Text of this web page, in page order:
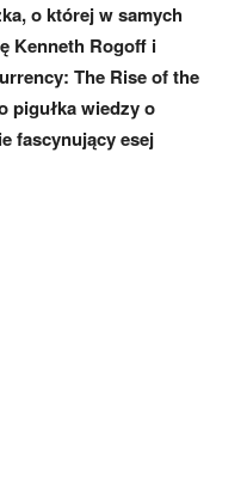
o której w samych
Kenneth Rogoff i
The Rise of the
pigułka wiedzy o
fascynujący esej